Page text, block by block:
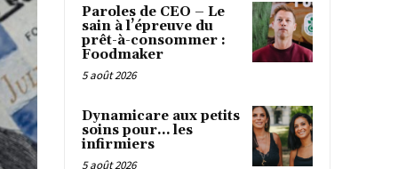
Paroles de CEO – Le
sain à l’épreuve du
prêt-à-consommer :
Foodmaker
5 août 2026
Dynamicare aux petits
soins pour… les
infirmiers
5 août 2026